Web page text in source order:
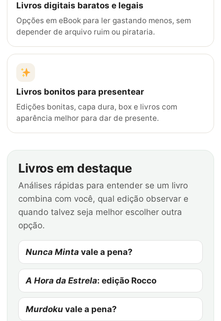
Livros digitais baratos e legais
Opções em eBook para ler gastando menos, sem
depender de arquivo ruim ou pirataria.
Livros bonitos para presentear
Edições bonitas, capa dura, box e livros com
aparência melhor para dar de presente.
Livros em destaque
Análises rápidas para entender se um livro
combina com você, qual edição observar e
quando talvez seja melhor escolher outra
opção.
Nunca Minta vale a pena?
A Hora da Estrela: edição Rocco
Murdoku vale a pena?